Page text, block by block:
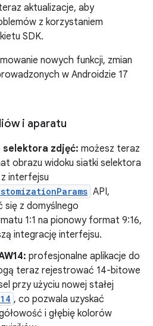
aktualizacje, aby
z korzystaniem
SDK.
nowych funkcji, zmian
w Androidzie 17
i aparatu
zdjęć: możesz teraz
obrazu widoku siatki selektora
interfejsu
API,
się z domyślnego
1:1 na pionowy format 9:16,
integrację interfejsu.
profesjonalne aplikacje do
teraz rejestrować 14-bitowe
przy użyciu nowej stałej
, co pozwala uzyskać
i głębię kolorów